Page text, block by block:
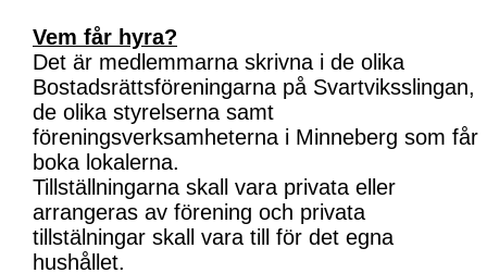
Vem får hyra?
Det är medlemmarna skrivna i de olika
Bostadsrättsföreningarna på Svartviksslingan,
de olika styrelserna samt
föreningsverksamheterna i Minneberg som får
boka lokalerna.
Tillställningarna skall vara privata eller
arrangeras av förening och privata
tillstälningar skall vara till för det egna
hushållet.